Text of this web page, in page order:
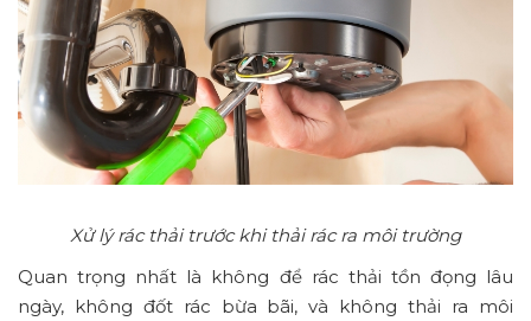
Xử lý rác thải trước khi thải rác ra môi trường
Quan trọng nhất là không để rác thải tồn đọng lâu
ngày, không đốt rác bừa bãi, và không thải ra môi